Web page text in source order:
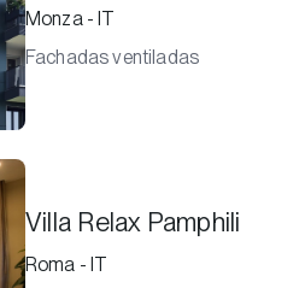
Monza - IT
Fachadas ventiladas
Villa Relax Pamphili
Roma - IT